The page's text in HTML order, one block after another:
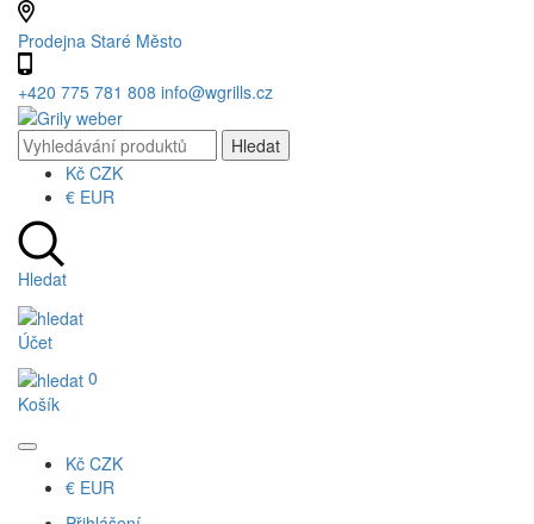
Prodejna Staré Město
+420 775 781 808 info@wgrills.cz
Kč CZK
€ EUR
Hledat
Účet
0
Košík
Kč CZK
€ EUR